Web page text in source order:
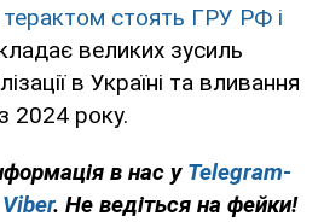
терактом стоять ГРУ РФ і
великих зусиль
в Україні та вливання
2024 року.
в нас у Telegram-
Viber. Не ведіться на фейки!